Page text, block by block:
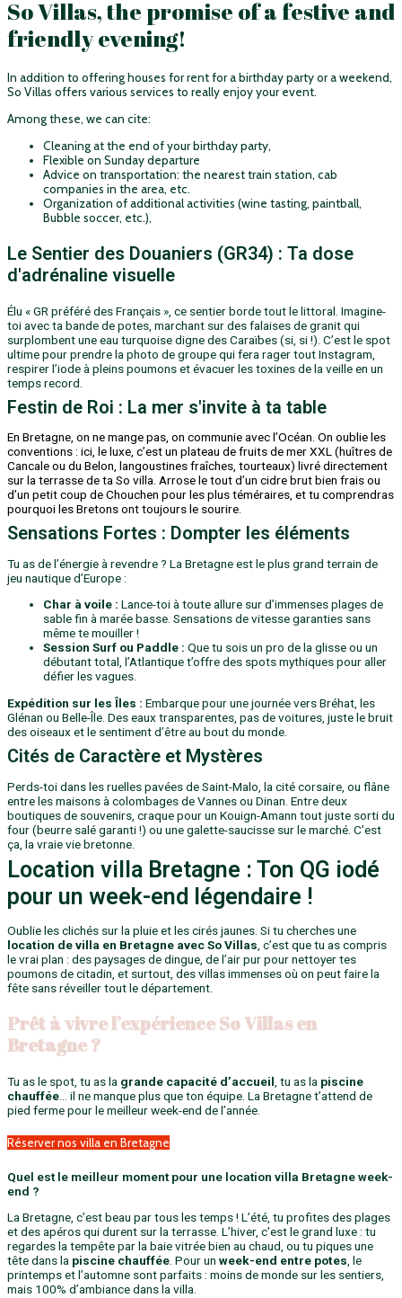
So Villas, the promise of a festive and
friendly evening!
In addition to offering houses for rent for a birthday party or a weekend,
So Villas offers various services to really enjoy your event.
Among these, we can cite:
Cleaning at the end of your birthday party,
Flexible on Sunday departure
Advice on transportation: the nearest train station, cab
companies in the area, etc.
Organization of additional activities (wine tasting, paintball,
Bubble soccer, etc.),
Le Sentier des Douaniers (GR34) : Ta dose
d'adrénaline visuelle
Élu « GR préféré des Français », ce sentier borde tout le littoral. Imagine-
toi avec ta bande de potes, marchant sur des falaises de granit qui
surplombent une eau turquoise digne des Caraïbes (si, si !). C’est le spot
ultime pour prendre la photo de groupe qui fera rager tout Instagram,
respirer l’iode à pleins poumons et évacuer les toxines de la veille en un
temps record.
Festin de Roi : La mer s'invite à ta table
En Bretagne, on ne mange pas, on communie avec l’Océan. On oublie les
conventions : ici, le luxe, c’est un plateau de fruits de mer XXL (huîtres de
Cancale ou du Belon, langoustines fraîches, tourteaux) livré directement
sur la terrasse de ta So villa. Arrose le tout d’un cidre brut bien frais ou
d’un petit coup de Chouchen pour les plus téméraires, et tu comprendras
pourquoi les Bretons ont toujours le sourire.
Sensations Fortes : Dompter les éléments
Tu as de l’énergie à revendre ? La Bretagne est le plus grand terrain de
jeu nautique d’Europe :
Char à voile : Lance-toi à toute allure sur d’immenses plages de
sable fin à marée basse. Sensations de vitesse garanties sans
même te mouiller !
Session Surf ou Paddle : Que tu sois un pro de la glisse ou un
débutant total, l’Atlantique t’offre des spots mythiques pour aller
défier les vagues.
Expédition sur les Îles : Embarque pour une journée vers Bréhat, les
Glénan ou Belle-Île. Des eaux transparentes, pas de voitures, juste le bruit
des oiseaux et le sentiment d’être au bout du monde.
Cités de Caractère et Mystères
Perds-toi dans les ruelles pavées de Saint-Malo, la cité corsaire, ou flâne
entre les maisons à colombages de Vannes ou Dinan. Entre deux
boutiques de souvenirs, craque pour un Kouign-Amann tout juste sorti du
four (beurre salé garanti !) ou une galette-saucisse sur le marché. C’est
ça, la vraie vie bretonne.
Location villa Bretagne : Ton QG iodé
pour un week-end légendaire !
Oublie les clichés sur la pluie et les cirés jaunes. Si tu cherches une
location de villa en Bretagne avec So Villas , c’est que tu as compris
le vrai plan : des paysages de dingue, de l’air pur pour nettoyer tes
poumons de citadin, et surtout, des villas immenses où on peut faire la
fête sans réveiller tout le département.
Prêt à vivre l’expérience So Villas en
Bretagne ?
Tu as le spot, tu as la grande capacité d’accueil , tu as la piscine
chauffée … il ne manque plus que ton équipe. La Bretagne t’attend de
pied ferme pour le meilleur week-end de l’année.
Réserver nos villa en Bretagne
Quel est le meilleur moment pour une location villa Bretagne week-
end ?
La Bretagne, c’est beau par tous les temps ! L’été, tu profites des plages
et des apéros qui durent sur la terrasse. L’hiver, c’est le grand luxe : tu
regardes la tempête par la baie vitrée bien au chaud, ou tu piques une
tête dans la piscine chauffée . Pour un week-end entre potes , le
printemps et l’automne sont parfaits : moins de monde sur les sentiers,
mais 100% d’ambiance dans la villa.